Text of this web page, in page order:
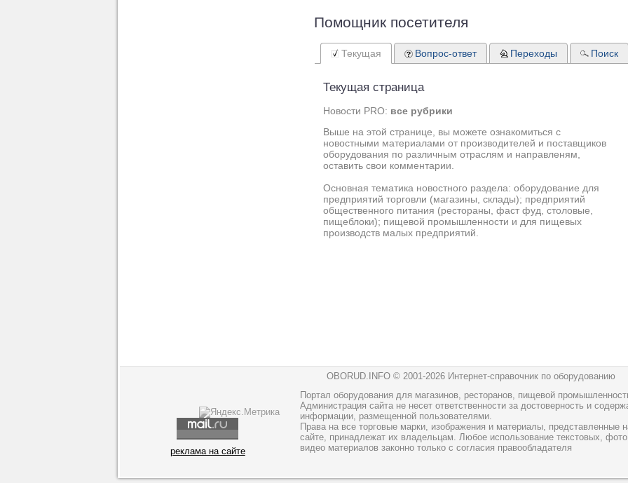
Помощник посетителя
Текущая
Текущая страница
Новости PRO: все рубрики
Выше на этой странице, вы можете ознакомиться с
новостными материалами от производителей и поставщиков
оборудования по различным отраслям и направленям,
оставить свои комментарии.
Основная тематика новостного раздела: оборудование для
предприятий торговли (магазины, склады); предприятий
общественного питания (рестораны, фаст фуд, столовые,
пищеблоки); пищевой промышленности и для пищевых
производств малых предприятий.
Вопрос-ответ Переходы Поиск
OBORUD.INFO © 2001-2026 Интернет-справочник по оборудованию
реклама на сайте
Портал оборудования для магазинов, ресторанов, пищевой
Администрация сайта не несет ответственности за достоверность и
информации, размещенной пользователями.
Права на все торговые марки, изображения и материалы, представленные
сайте, принадлежат их владельцам. Любое использование текстовых,
видео материалов законно только с согласия правообладателя